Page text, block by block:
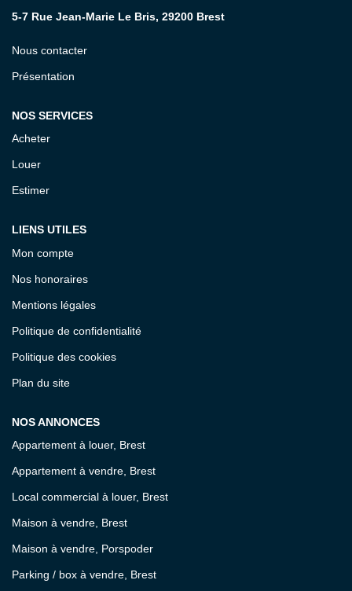
5-7 Rue Jean-Marie Le Bris, 29200 Brest
Nous contacter
Présentation
NOS SERVICES
Acheter
Louer
Estimer
LIENS UTILES
Mon compte
Nos honoraires
Mentions légales
Politique de confidentialité
Politique des cookies
Plan du site
NOS ANNONCES
Appartement à louer, Brest
Appartement à vendre, Brest
Local commercial à louer, Brest
Maison à vendre, Brest
Maison à vendre, Porspoder
Parking / box à vendre, Brest